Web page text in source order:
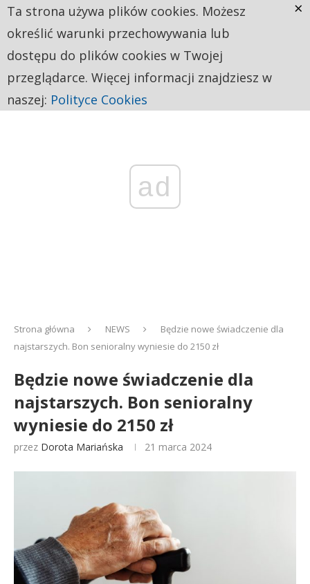
ad
Strona główna NEWS
Będzie nowe świadczenie dla
najstarszych. Bon senioralny wyniesie do 2150 zł
Będzie nowe świadczenie dla
najstarszych. Bon senioralny
wyniesie do 2150 zł
przez Dorota Mariańska 21 marca 2024
Ta strona używa plików cookies. Możesz
określić warunki przechowywania lub
dostępu do plików cookies w Twojej
przeglądarce. Więcej informacji znajdziesz w
naszej: Polityce Cookies
×